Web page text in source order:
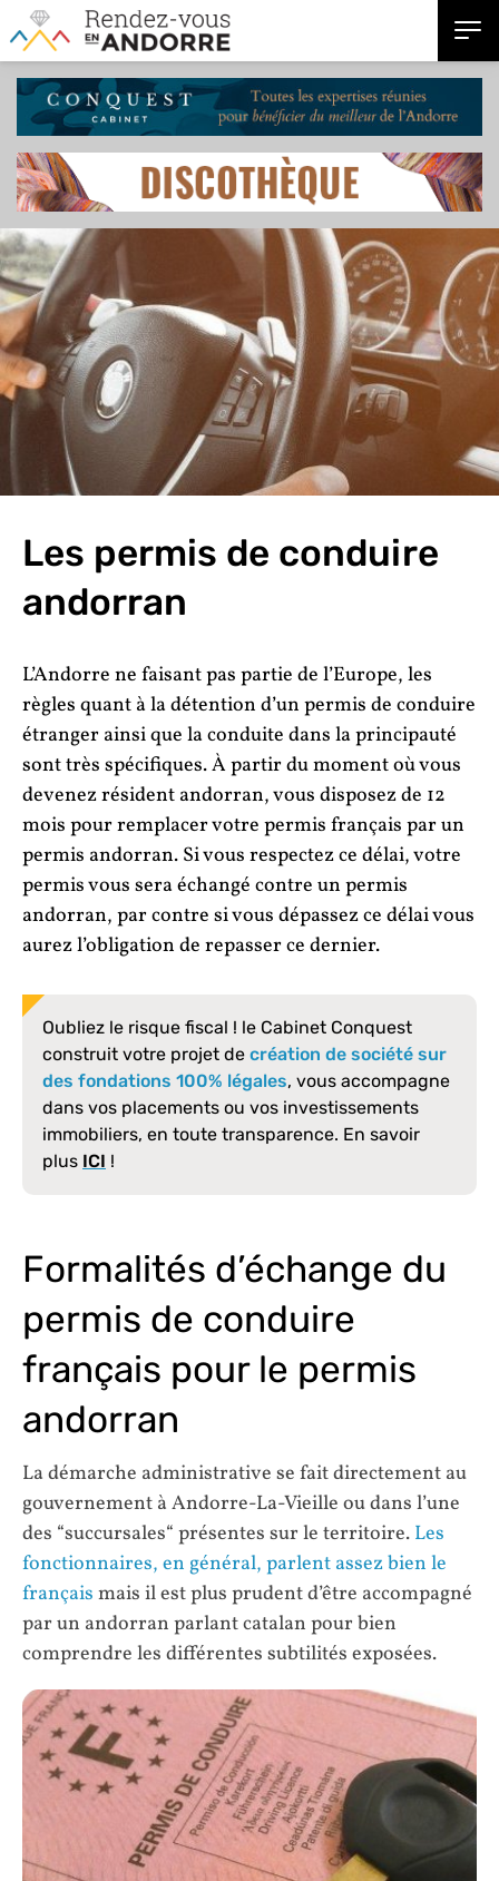
Les permis de conduire
andorran
L’Andorre ne faisant pas partie de l’Europe, les
règles quant à la détention d’un permis de conduire
étranger ainsi que la conduite dans la principauté
sont très spécifiques. À partir du moment où vous
devenez résident andorran, vous disposez de 12
mois pour remplacer votre permis français par un
permis andorran. Si vous respectez ce délai, votre
permis vous sera échangé contre un permis
andorran, par contre si vous dépassez ce délai vous
aurez l’obligation de repasser ce dernier.
Oubliez le risque fiscal ! le Cabinet Conquest
construit votre projet de création de société sur
des fondations 100% légales, vous accompagne
dans vos placements ou vos investissements
immobiliers, en toute transparence. En savoir
plus ICI !
Formalités d’échange du
permis de conduire
français pour le permis
andorran
La démarche administrative se fait directement au
gouvernement à Andorre-La-Vieille ou dans l’une
des “succursales“ présentes sur le territoire. Les
fonctionnaires, en général, parlent assez bien le
français mais il est plus prudent d’être accompagné
par un andorran parlant catalan pour bien
comprendre les différentes subtilités exposées.